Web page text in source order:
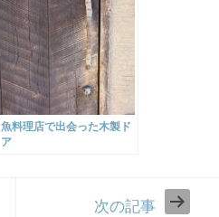
魚料理店で出会った木製ド
ア
次の記事